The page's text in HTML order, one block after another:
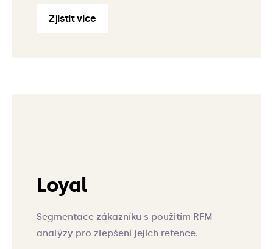
Zjistit více
Loyal
Segmentace zákazníku s použitím RFM
analýzy pro zlepšení jejich retence.